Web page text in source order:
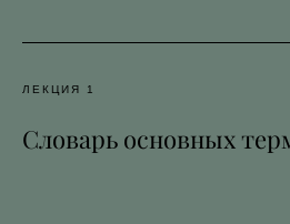
ЛЕКЦИЯ 1
Словарь основных